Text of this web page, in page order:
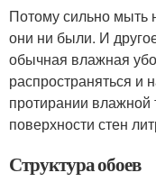
Потому сильно мыть
они ни были. И
обычная влажная
распространяться и
протирании влажной
поверхности стен
Структура обоев